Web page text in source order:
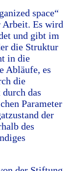
space“
Arbeit. Es wird
und gibt im
die Struktur
in die
Abläufe, es
die
das
Parameter
der
des